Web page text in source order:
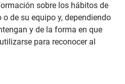
sobre los hábitos de
de su equipo y, dependiendo
y de la forma en que
para reconocer al